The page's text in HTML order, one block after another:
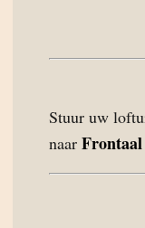
Stuur uw
naar